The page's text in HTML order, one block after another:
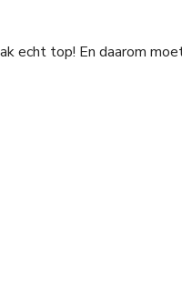
echt top! En daarom